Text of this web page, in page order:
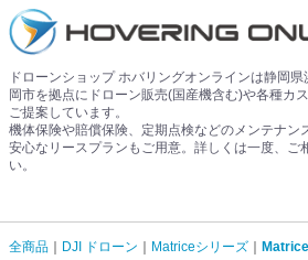
ドローンショップ ホバリングオンラインは静岡
岡市を拠点にドローン販売(国産機含む)や各種カ
ご提案しています。
機体保険や賠償保険、定期点検などのメンテナン
安心なリースプランもご用意。詳しくは一度、ご
い。
全商品 DJI ドローン Matriceシリーズ